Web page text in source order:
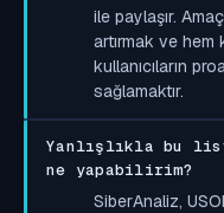
ile paylaşır.
artırmak ve hem
kullanıcıların
sağlamaktır.
Yanlışlıkla bu
ne yapabilirim?
SiberAnaliz,